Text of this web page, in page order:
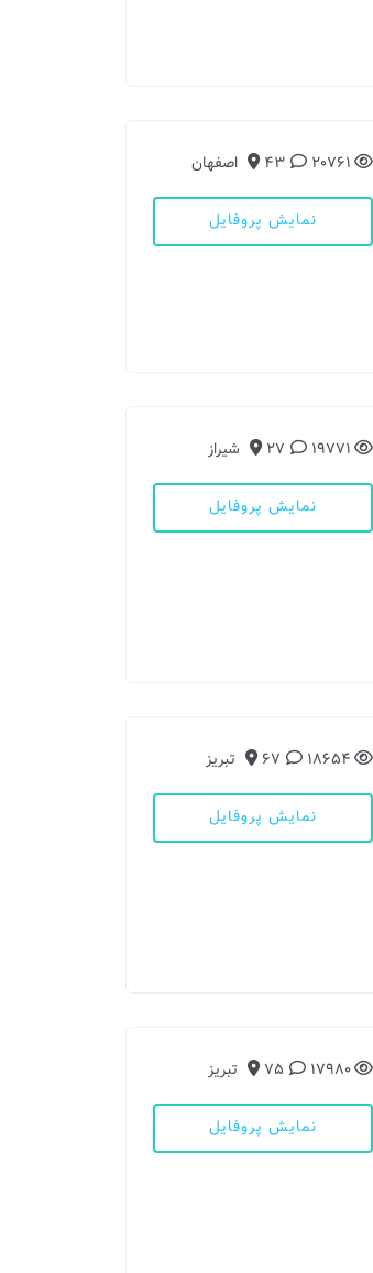
20761
43 اصفهان
نمایش پروفایل
19771
27 شیراز
نمایش پروفایل
18654
67 تبریز
نمایش پروفایل
17980
75 تبریز
نمایش پروفایل